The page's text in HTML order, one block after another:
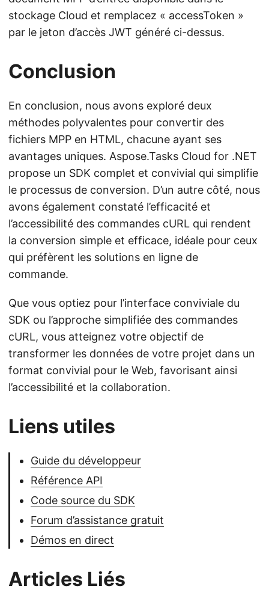
stockage Cloud et remplacez « accessToken »
par le jeton d’accès JWT généré ci-dessus.
Conclusion
En conclusion, nous avons exploré deux
méthodes polyvalentes pour convertir des
fichiers MPP en HTML, chacune ayant ses
avantages uniques. Aspose.Tasks Cloud for .NET
propose un SDK complet et convivial qui simplifie
le processus de conversion. D’un autre côté, nous
avons également constaté l’efficacité et
l’accessibilité des commandes cURL qui rendent
la conversion simple et efficace, idéale pour ceux
qui préfèrent les solutions en ligne de
commande.
Que vous optiez pour l’interface conviviale du
SDK ou l’approche simplifiée des commandes
cURL, vous atteignez votre objectif de
transformer les données de votre projet dans un
format convivial pour le Web, favorisant ainsi
l’accessibilité et la collaboration.
Liens utiles
Guide du développeur
Référence API
Code source du SDK
Forum d’assistance gratuit
Démos en direct
Articles Liés